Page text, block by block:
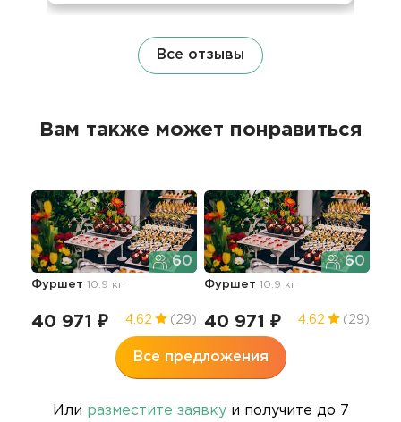
Все отзывы
Вам также может понравиться
60
Фуршет 10.9 кг
40 971 ₽ 4.62 (29)
60
Фуршет 10.9 кг
40 971 ₽ 4.62 (29)
Все предложения
Или разместите заявкуи получите до 7